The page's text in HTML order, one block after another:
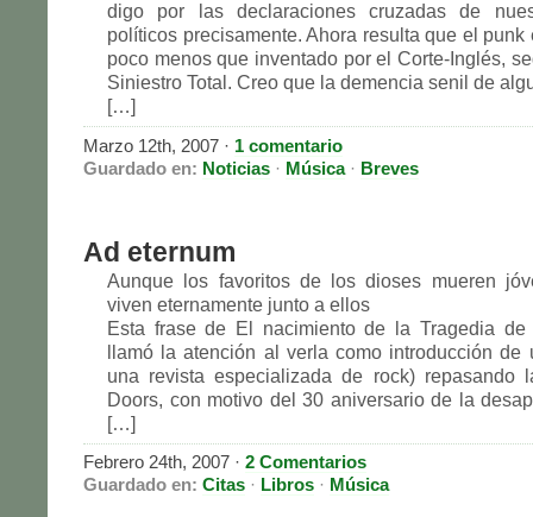
digo por las declaraciones cruzadas de
políticos precisamente. Ahora resulta que el punk
poco menos que inventado por el Corte-Inglés,
Siniestro Total. Creo que la demencia senil de
[…]
Marzo 12th, 2007 · 1 comentario
Guardado en: Noticias · Música· Breves
Ad eternum
Aunque los favoritos de los dioses mueren
viven eternamente junto a ellos
Esta frase de El nacimiento de la Tragedia de
llamó la atención al verla como introducción de
una revista especializada de rock) repasando
Doors, con motivo del 30 aniversario de la
[…]
Febrero 24th, 2007 · 2 Comentarios
Guardado en: Citas · Libros · Música